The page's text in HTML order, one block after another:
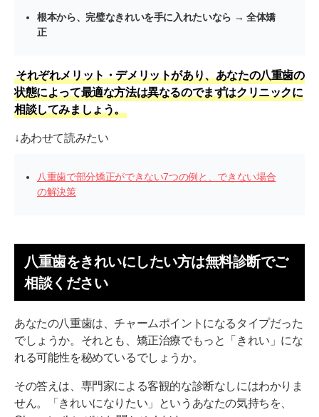
根本から、完璧なきれいを手に入れたいなら → 全体矯
正
それぞれメリット・デメリットがあり、あなたの八重歯の
状態によって最適な方法は異なるのでまずはクリニックに
相談してみましょう。
↓あわせて読みたい
八重歯で部分矯正ができない7つの例と、できない場合
の解決策
八重歯をきれいにしたい方は無料診断でご
相談ください
あなたの八重歯は、チャームポイントになるタイプだった
でしょうか。それとも、矯正治療でもっと「きれい」にな
れる可能性を秘めているでしょうか。
その答えは、専門家による客観的な診断なしにはわかりま
せん。「きれいになりたい」というあなたの気持ちを、